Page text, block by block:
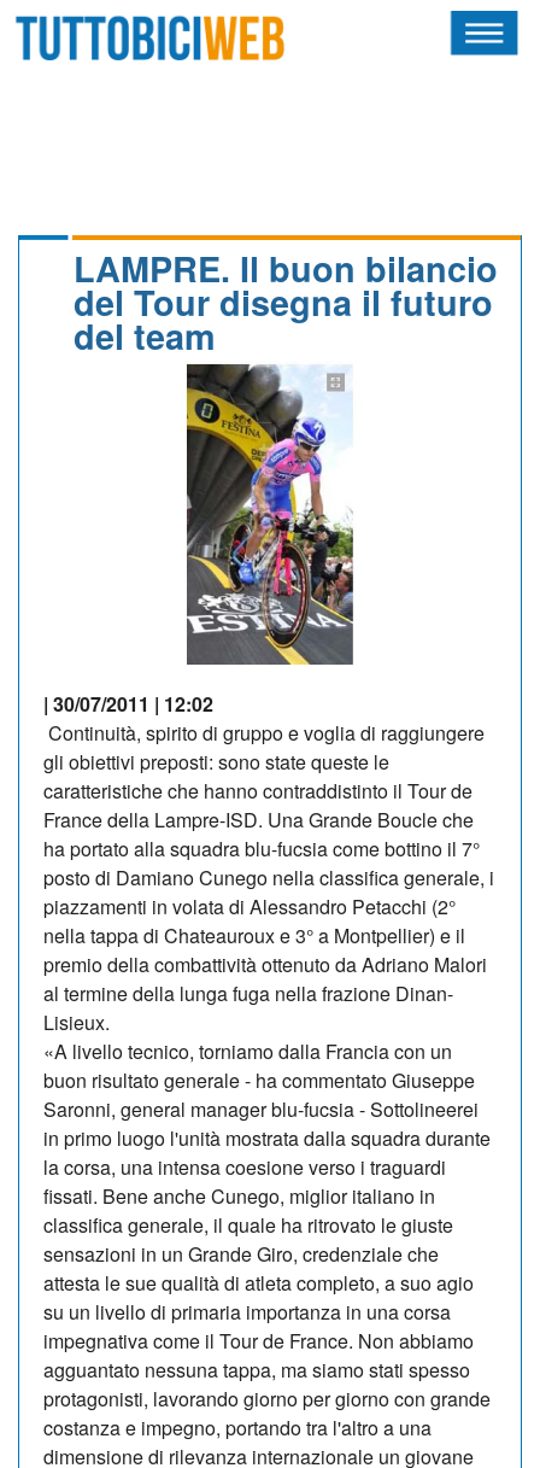
CALENDARIO
LAMPRE. Il buon bilancio
del Tour disegna il futuro
del team
| 30/07/2011 | 12:02
Continuità, spirito di gruppo e voglia di raggiungere
gli obiettivi preposti: sono state queste le
caratteristiche che hanno contraddistinto il Tour de
France della Lampre-ISD. Una Grande Boucle che
ha portato alla squadra blu-fucsia come bottino il 7°
posto di Damiano Cunego nella classifica generale, i
piazzamenti in volata di Alessandro Petacchi (2°
nella tappa di Chateauroux e 3° a Montpellier) e il
premio della combattività ottenuto da Adriano Malori
al termine della lunga fuga nella frazione Dinan-
Lisieux.
«A livello tecnico, torniamo dalla Francia con un
buon risultato generale - ha commentato Giuseppe
Saronni, general manager blu-fucsia - Sottolineerei
in primo luogo l'unità mostrata dalla squadra durante
la corsa, una intensa coesione verso i traguardi
fissati. Bene anche Cunego, miglior italiano in
classifica generale, il quale ha ritrovato le giuste
sensazioni in un Grande Giro, credenziale che
attesta le sue qualità di atleta completo, a suo agio
su un livello di primaria importanza in una corsa
impegnativa come il Tour de France. Non abbiamo
agguantato nessuna tappa, ma siamo stati spesso
protagonisti, lavorando giorno per giorno con grande
costanza e impegno, portando tra l'altro a una
dimensione di rilevanza internazionale un giovane